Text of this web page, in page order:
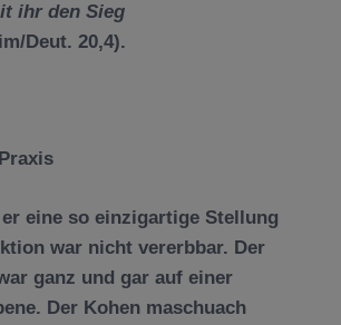
ihr den Sieg
Deut. 20,4).
eine so einzigartige Stellung
war nicht vererbbar. Der
ganz und gar auf einer
Der Kohen maschuach